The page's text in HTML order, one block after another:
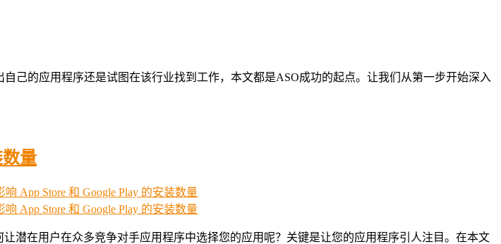
己的应用程序还是试图在该行业找到工作，本文都是ASO成功的起点。让我们从第一步开始深入
量
潜在用户在众多竞争对手应用程序中选择您的应用呢？关键是让您的应用程序引人注目。在本文